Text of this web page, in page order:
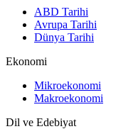
ABD Tarihi
Avrupa Tarihi
Dünya Tarihi
Ekonomi
Mikroekonomi
Makroekonomi
Dil ve Edebiyat